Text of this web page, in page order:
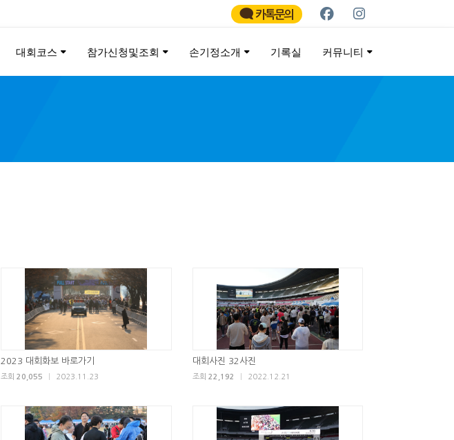
카톡문의
대회코스 참가신청및조회 손기정소개 기록실 커뮤니티
2023 대회화보 바로가기
조회 20,055 2023.11.23
대회사진 32사진
조회 22,192 2022.12.21